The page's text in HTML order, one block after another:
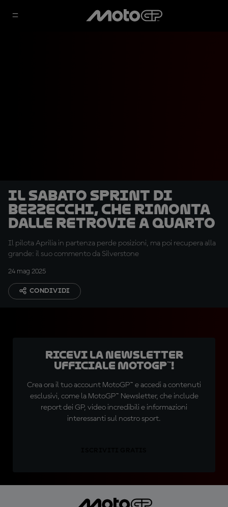
Il sabato sprint di
Bezzecchi, che rimonta
dalle retrovie a quarto
Il pilota Aprilia in partenza perde posizioni, ma poi recupera alla
grande: il suo commento da Silverstone
24 mag 2025
CONDIVIDI
Ricevi la newsletter
ufficiale MotoGP™!
Crea ora il tuo account MotoGP™ e accedi a contenuti
esclusivi, come la MotoGP™ Newsletter, che include
report dei GP, video incredibili e informazioni
interessanti sul nostro sport.